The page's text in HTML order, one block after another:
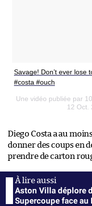
Savage! Don’t ever lose
#costa #ouch
Une vidéo publiée par
12 Oct.
Diego Costa a au
donner des coups en
prendre de carton
Aston Villa déplore
Supercoupe face au